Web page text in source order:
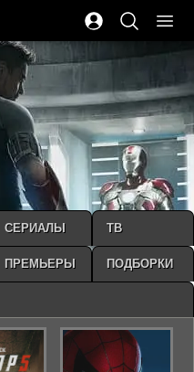
СЕРИАЛЫ ТВ
ПРЕМЬЕРЫ ПОДБОРКИ